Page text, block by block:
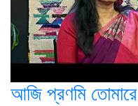
আজি প্রণমি তোমারে